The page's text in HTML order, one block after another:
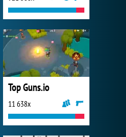
Top Guns.io
11 638x